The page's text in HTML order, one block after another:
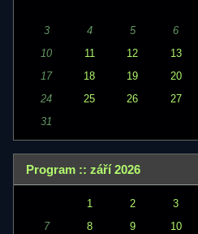
3
4 5 6
10
11 12 13
17
18 19 20
24
25 26 27
31
Program :: září 2026
1 2 3
7
8 9 10